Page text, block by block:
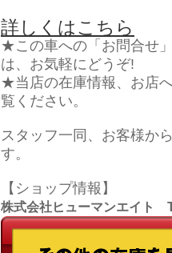
詳しくはこちら
★この車への「お問合せ
は、お気軽にどうぞ!
★当店の在庫情報、お店
覧ください。
スタッフ一同、お客様か
す。
【ショップ情報】
株式会社ヒューマンエイト